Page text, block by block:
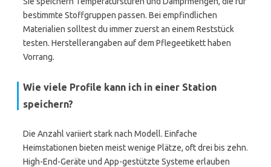
bestimmte Stoffgruppen passen. Bei empfindlichen
Materialien solltest du immer zuerst an einem Reststück
testen. Herstellerangaben auf dem Pflegeetikett haben
Vorrang.
Wie viele Profile kann ich in einer Station
speichern?
Die Anzahl variiert stark nach Modell. Einfache
Heimstationen bieten meist wenige Plätze, oft drei bis zehn.
High-End-Geräte und App-gestützte Systeme erlauben